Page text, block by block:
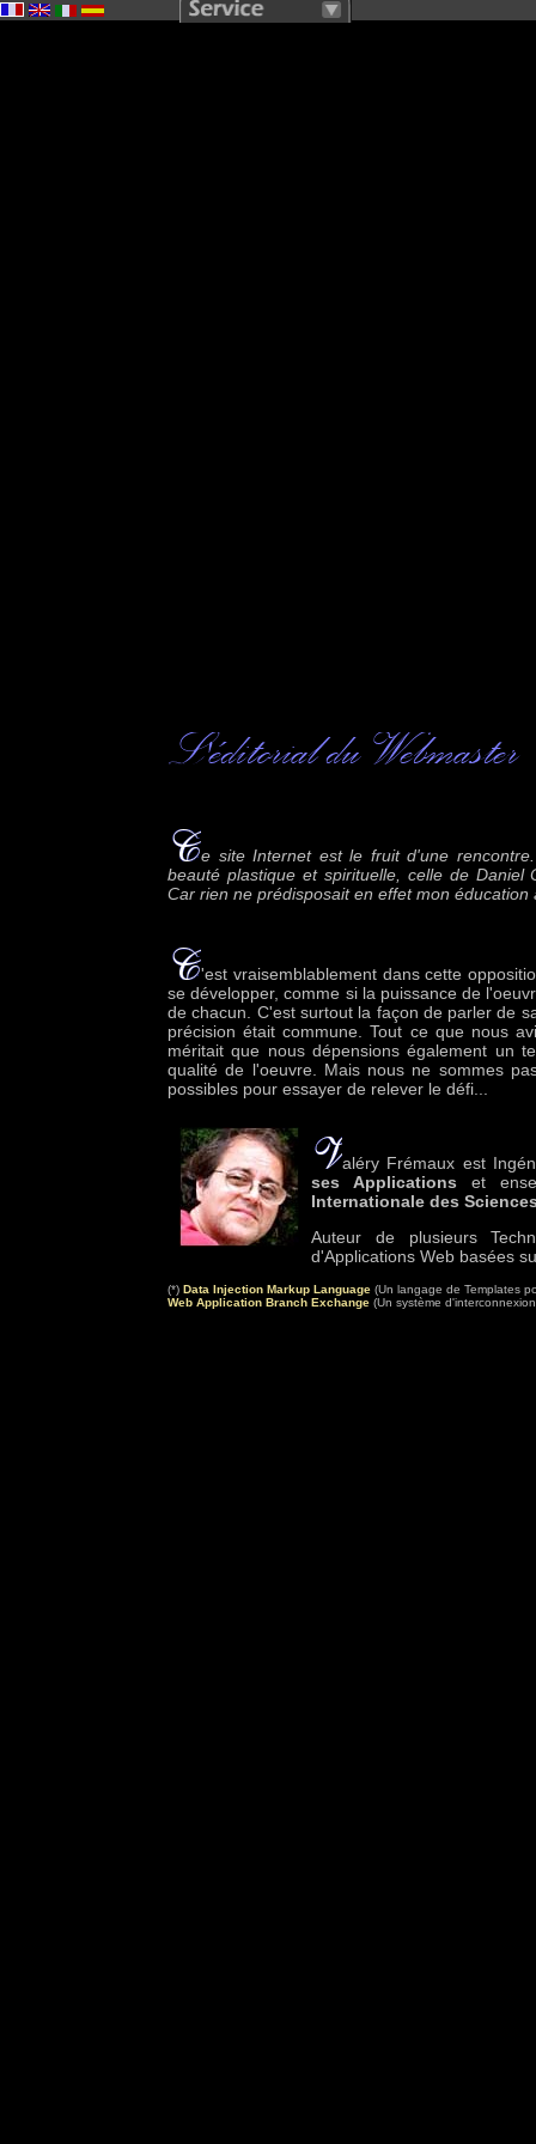
e site Internet est le fruit d'une
beauté plastique et spirituelle, celle de Daniel
Car rien ne prédisposait en effet mon
'est vraisemblablement dans cette
se développer, comme si la puissance de
de chacun. C'est surtout la façon de parler de
précision était commune. Tout ce que nous
méritait que nous dépensions également un
qualité de l'oeuvre. Mais nous ne sommes
possibles pour essayer de relever le défi...
aléry Frémaux est
ses Applications et
Internationale des
Auteur de plusieurs
d'Applications Web basées
(*) Data Injection Markup Language (Un langage de Templates
Web Application Branch Exchange (Un système